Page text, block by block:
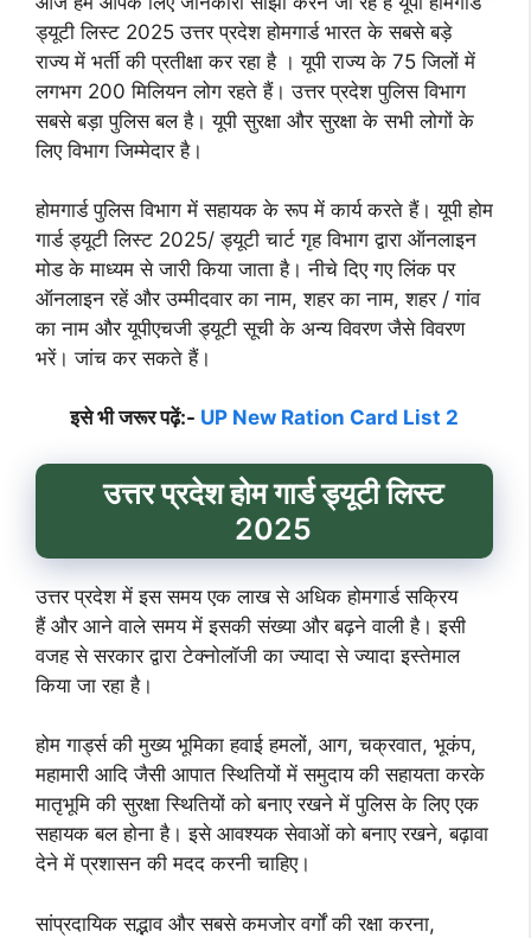
ड्यूटी लिस्ट 2025 उत्तर प्रदेश होमगार्ड भारत के सबसे बड़े
राज्य में भर्ती की प्रतीक्षा कर रहा है । यूपी राज्य के 75 जिलों में
लगभग 200 मिलियन लोग रहते हैं। उत्तर प्रदेश पुलिस विभाग
सबसे बड़ा पुलिस बल है। यूपी सुरक्षा और सुरक्षा के सभी लोगों के
लिए विभाग जिम्मेदार है।
होमगार्ड पुलिस विभाग में सहायक के रूप में कार्य करते हैं। यूपी होम
गार्ड ड्यूटी लिस्ट 2025/ ड्यूटी चार्ट गृह विभाग द्वारा ऑनलाइन
मोड के माध्यम से जारी किया जाता है। नीचे दिए गए लिंक पर
ऑनलाइन रहें और उम्मीदवार का नाम, शहर का नाम, शहर / गांव
का नाम और यूपीएचजी ड्यूटी सूची के अन्य विवरण जैसे विवरण
भरें। जांच कर सकते हैं।
इसे भी जरूर पढ़ें:- UP New Ration Card List 2
उत्तर प्रदेश होम गार्ड ड्यूटी लिस्ट
2025
उत्तर प्रदेश में इस समय एक लाख से अधिक होमगार्ड सक्रिय
हैं और आने वाले समय में इसकी संख्या और बढ़ने वाली है। इसी
वजह से सरकार द्वारा टेक्नोलॉजी का ज्यादा से ज्यादा इस्तेमाल
किया जा रहा है।
होम गार्ड्स की मुख्य भूमिका हवाई हमलों, आग, चक्रवात, भूकंप,
महामारी आदि जैसी आपात स्थितियों में समुदाय की सहायता करके
मातृभूमि की सुरक्षा स्थितियों को बनाए रखने में पुलिस के लिए एक
सहायक बल होना है। इसे आवश्यक सेवाओं को बनाए रखने, बढ़ावा
देने में प्रशासन की मदद करनी चाहिए।
सांप्रदायिक सद्भाव और सबसे कमजोर वर्गों की रक्षा करना,